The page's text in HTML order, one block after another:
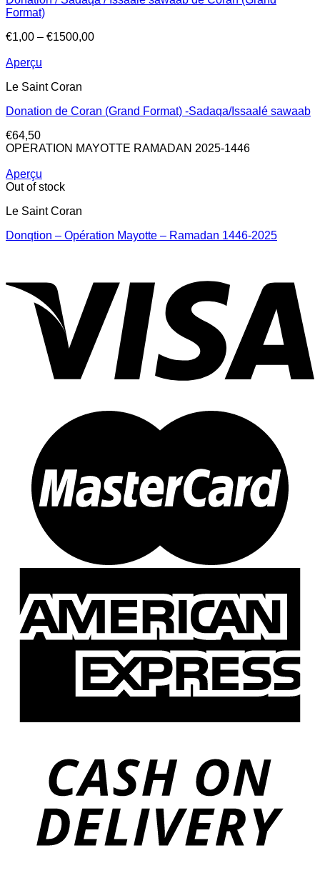
Format)
€1,00 – €1500,00
Aperçu
Le Saint Coran
Donation de Coran (Grand Format) -Sadaqa/Issaalé sawaab
€64,50
OPERATION MAYOTTE RAMADAN 2025-1446
Aperçu
Out of stock
Le Saint Coran
Donqtion – Opération Mayotte – Ramadan 1446-2025